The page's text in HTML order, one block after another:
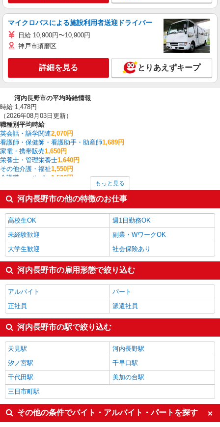
マイクロバスによる施設利用者送迎ドライバー
日給 10,900円〜10,900円
神戸市須磨区
詳細を見る とりあえずキープ
河内長野市の平均時給情報
時給 1,478円
（2026年08月03日更新）
職種別平均時給
英会話・語学関連2,070円
看護師・保健師・看護助手・助産師1,689円
家電・携帯販売1,650円
栄養士・管理栄養士1,640円
その他介護・福祉1,550円
介護職・ヘルパー 1,506円
保育士・保育補助1,446円
梱包・仕分け・ピッキング 1,410円
製造・組立・加工1,400円
河内長野市の他の職種の平均時給を見る
もっと見る
河内長野市の他の特徴のお仕事
高校生OK
週1日勤務OK
未経験歓迎
副業・WワークOK
大学生歓迎
社会保険あり
河内長野市の雇用形態で絞り込む
アルバイト
パート
正社員
派遣社員
河内長野市の駅で絞り込む
天見駅
河内長野駅
汐ノ宮駅
千早口駅
千代田駅
美加の台駅
三日市町駅
その他の条件でバイト・アルバイト・パートを探す